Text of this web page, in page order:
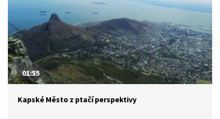
01:55
Kapské Město z ptačí perspektivy